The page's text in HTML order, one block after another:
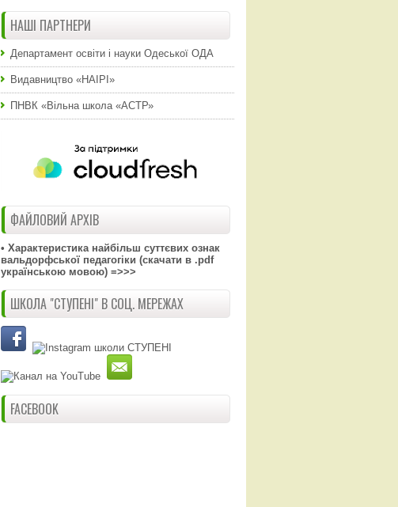
НАШІ ПАРТНЕРИ
Департамент освіти і науки Одеської ОДА
Видавництво «НАІРІ»
ПНВК «Вільна школа «АСТР»
ФАЙЛОВИЙ АРХІВ
• Характеристика найбільш суттєвих ознак
вальдорфської педагогіки (скачати в .pdf
українською мовою) =>>>
ШКОЛА "СТУПЕНІ" В СОЦ. МЕРЕЖАХ
FACEBOOK